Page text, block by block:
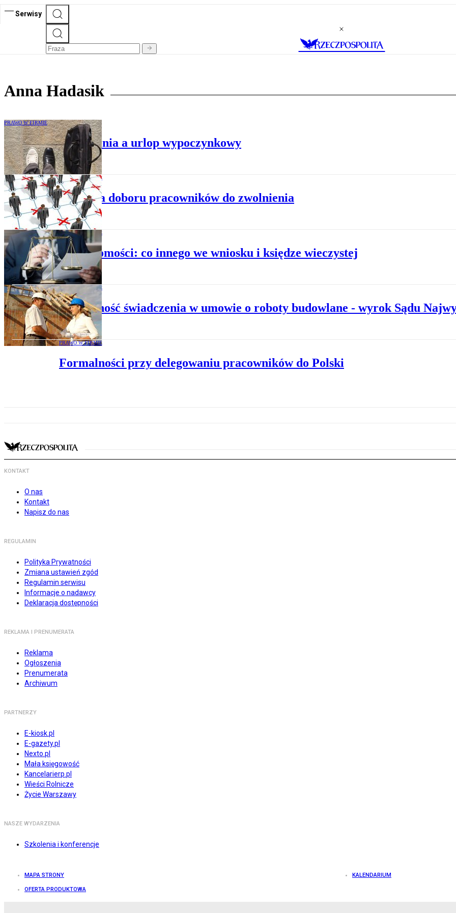
Serwisy
Anna Hadasik
PRAWO W FIRMIE
Okres wypowiedzenia a urlop wypoczynkowy
PRAWO W FIRMIE
Kryteria doboru pracowników do zwolnienia
PRAWO W FIRMIE
Neruchomości: co innego we wniosku i księdze wieczystej
PRAWO W FIRMIE
Podzielność świadczenia w umowie o roboty budowlane - wyrok Sądu
PRAWO W FIRMIE
Formalności przy delegowaniu pracowników do Polski
KONTAKT
O nas
Kontakt
Napisz do nas
REGULAMIN
Polityka Prywatności
Zmiana ustawień zgód
Regulamin serwisu
Informacje o nadawcy
Deklaracja dostępności
REKLAMA I PRENUMERATA
Reklama
Ogłoszenia
Prenumerata
Archiwum
PARTNERZY
E-kiosk.pl
E-gazety.pl
Nexto.pl
Mała księgowość
Kancelarierp.pl
Wieści Rolnicze
Życie Warszawy
NASZE WYDARZENIA
Szkolenia i konferencje
MAPA STRONY KALENDARIUM
OFERTA PRODUKTOWA